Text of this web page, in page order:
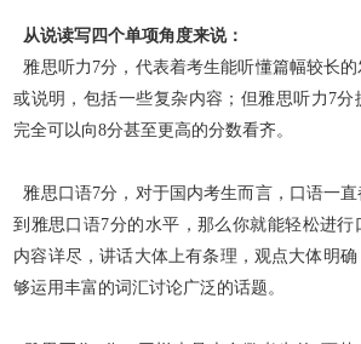
从说读写四个单项角度来说：
雅思听力7分，代表着考生能听懂篇幅较长
或说明，包括一些复杂内容；但雅思听力7
完全可以向8分甚至更高的分数看齐。
雅思口语7分，对于国内考生而言，口语一
到雅思口语7分的水平，那么你就能轻松进行
内容详尽，讲话大体上有条理，观点大体明
够运用丰富的词汇讨论广泛的话题。